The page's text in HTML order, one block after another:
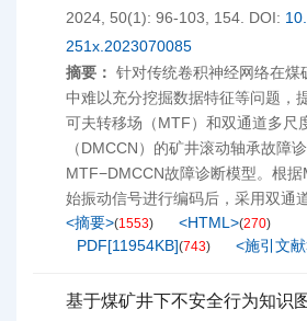
2024, 50(1): 96-103, 154. DOI:
251x.2023070085
摘要： 针对传统卷积神经网络在煤
中难以充分挖掘数据特征等问题，
可夫转移场（MTF）和双通道多尺
（DMCCN）的矿井滚动轴承故障
MTF−DMCCN故障诊断模型。根
始振动信号进行编码后，采用双通
<摘要>(1553) <HTML>(270)
PDF[11954KB](743) <施引文
基于煤矿井下不安全行为知识